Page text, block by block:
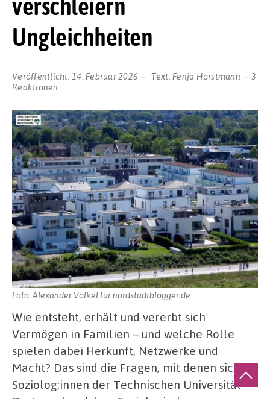
verschleiern
Ungleichheiten
Veröffentlicht: 14. Februar 2026 Text: Fenja Horstmann
3
Reaktionen
Foto: Alexander Völkel für nordstadtblogger.de
Wie entsteht, erhält und vererbt sich
Vermögen in Familien – und welche Rolle
spielen dabei Herkunft, Netzwerke und
Macht? Das sind die Fragen, mit denen sich
Soziolog:innen der Technischen Universität